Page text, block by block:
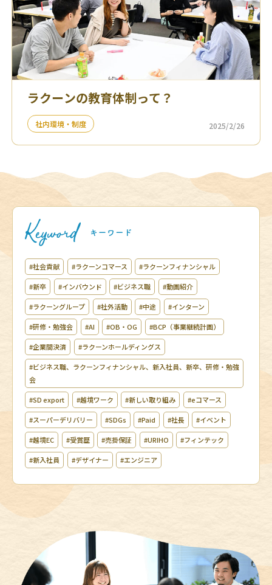
ラクーンの教育体制って？
社内環境・制度 2025/2/26
#社会貢献 #ラクーンコマース #ラクーンフィナンシャル
#新卒 #インバウンド #ビジネス職 #動画紹介
#ラクーングループ #社外活動 #中途 #インターン
#研修・勉強会 #AI #OB・OG #BCP（事業継続計画）
#企業間決済 #ラクーンホールディングス
#ビジネス職、ラクーンフィナンシャル、新入社員、新卒、研修・勉強
会
#SD export #越境ワーク #新しい取り組み #eコマース
#スーパーデリバリー #SDGs #Paid #社長 #イベント
#越境EC #受賞歴 #売掛保証 #URIHO #フィンテック
#新入社員 #デザイナー #エンジニア